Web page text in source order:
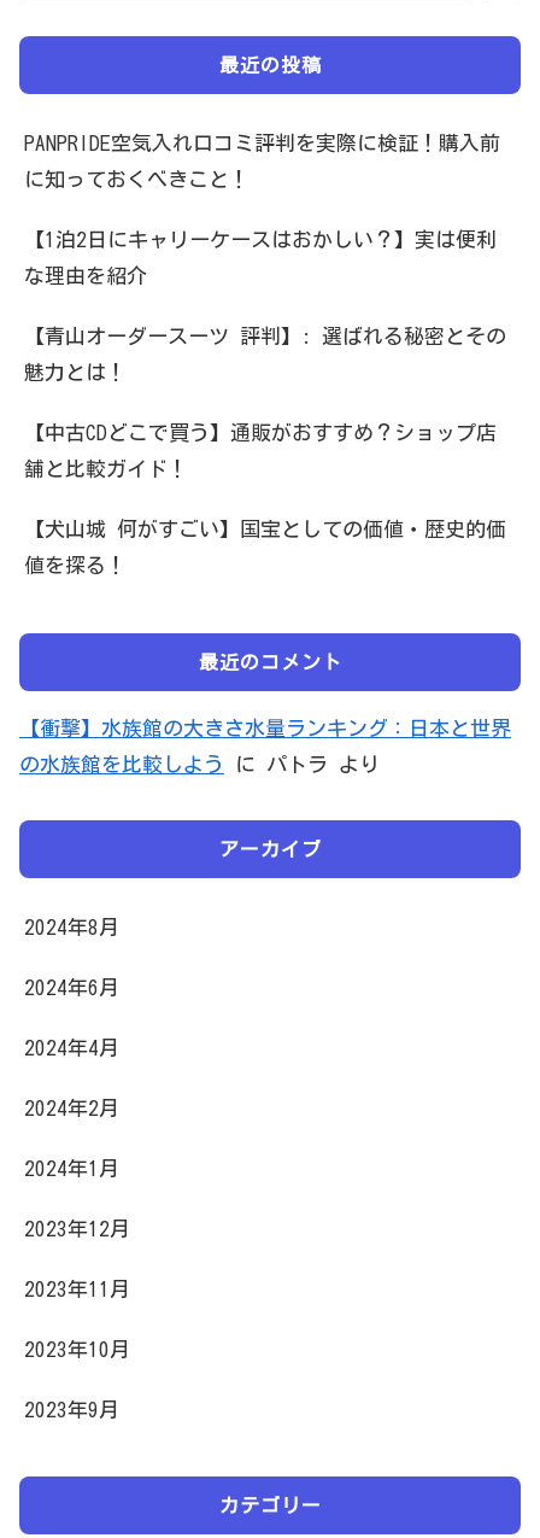
最近の投稿
PANPRIDE空気入れ口コミ評判を実際に検証！購入前
に知っておくべきこと！
【1泊2日にキャリーケースはおかしい？】実は便利
な理由を紹介
【青山オーダースーツ 評判】: 選ばれる秘密とその
魅力とは！
【中古CDどこで買う】通販がおすすめ？ショップ店
舗と比較ガイド！
【犬山城 何がすごい】国宝としての価値・歴史的価
値を探る！
最近のコメント
【衝撃】水族館の大きさ水量ランキング：日本と世界
の水族館を比較しよう
に パトラ より
アーカイブ
2024年8月
2024年6月
2024年4月
2024年2月
2024年1月
2023年12月
2023年11月
2023年10月
2023年9月
カテゴリー